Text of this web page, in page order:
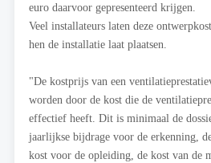
euro daarvoor gepresenteerd krijgen.
Veel installateurs laten deze
hen de installatie laat plaatsen.
"De kostprijs van een
worden door de kost die de
effectief heeft. Dit is minimaal de
jaarlijkse bijdrage voor de erkenning,
kost voor de opleiding, de kost van de